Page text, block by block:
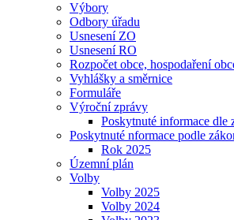
Výbory
Odbory úřadu
Usnesení ZO
Usnesení RO
Rozpočet obce, hospodaření
Vyhlášky a směrnice
Formuláře
Výroční zprávy
Poskytnuté informace dle
Poskytnuté nformace podle
Rok 2025
Územní plán
Volby
Volby 2025
Volby 2024